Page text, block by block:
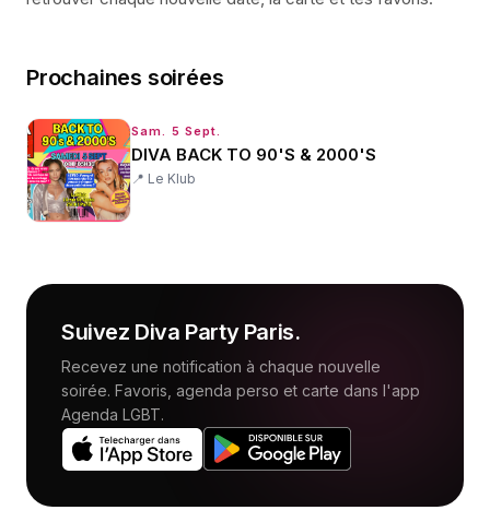
Prochaines soirées
Sam. 5 Sept.
DIVA BACK TO 90'S & 2000'S
📍 Le Klub
Suivez Diva Party Paris.
Recevez une notification à chaque nouvelle
soirée. Favoris, agenda perso et carte dans l'app
Agenda LGBT.